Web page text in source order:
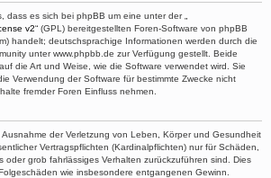
dass es sich bei phpBB um eine unter der „
v2“ (GPL) bereitgestellten Foren-Software von phpBB
handelt; deutschsprachige Informationen werden durch die
unter www.phpbb.de zur Verfügung gestellt. Beide
die Art und Weise, wie die Software verwendet wird. Sie
Verwendung der Software für bestimmte Zwecke nicht
fremder Foren Einfluss nehmen.
der Verletzung von Leben, Körper und Gesundheit
Vertragspflichten (Kardinalpflichten) nur für Schäden,
oder grob fahrlässiges Verhalten zurückzuführen sind. Dies
wie insbesondere entgangenen Gewinn.